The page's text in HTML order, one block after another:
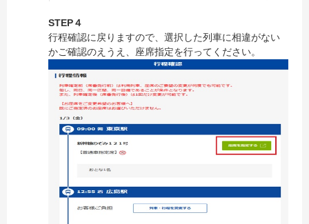
STEP４
行程確認に戻りますので、選択した列車に相違がない
かご確認のえうえ、座席指定を行ってください。